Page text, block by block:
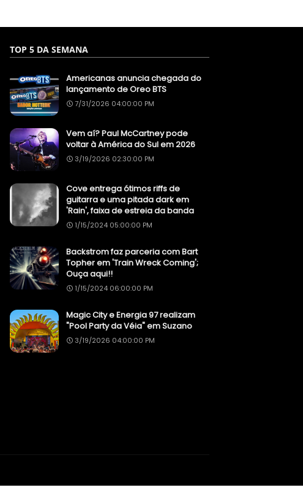
TOP 5 DA SEMANA
Americanas anuncia chegada do
lançamento de Oreo BTS
7/31/2026 04:00:00 PM
Vem aí? Paul McCartney pode
voltar à América do Sul em 2026
3/19/2026 02:30:00 PM
Cove entrega ótimos riffs de
guitarra e uma pitada dark em
'Rain', faixa de estreia da banda
1/15/2024 05:00:00 PM
Backstrom faz parceria com Bart
Topher em 'Train Wreck Coming';
Ouça aqui!!
1/15/2024 06:00:00 PM
Magic City e Energia 97 realizam
"Pool Party da Véia" em Suzano
3/19/2026 04:00:00 PM